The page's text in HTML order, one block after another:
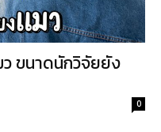
ว ขนาดนักวิจัยยัง
0